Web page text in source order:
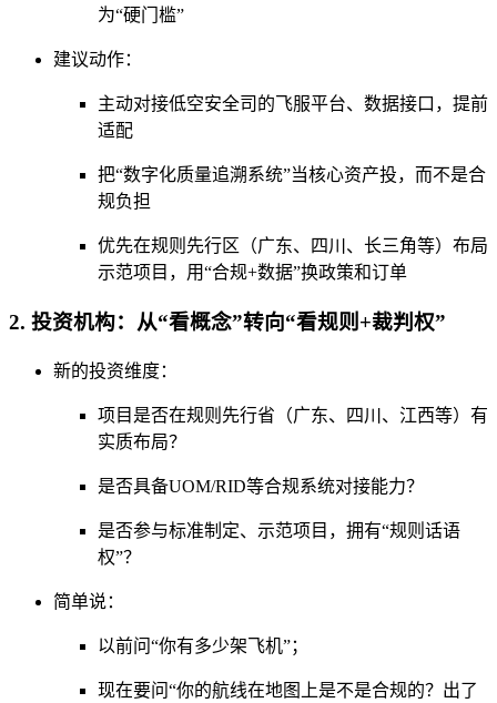
为“硬门槛”
建议动作：
主动对接低空安全司的飞服平台、数据接口，提前
适配
把“数字化质量追溯系统”当核心资产投，而不是合
规负担
优先在规则先行区（广东、四川、长三角等）布局
示范项目，用“合规+数据”换政策和订单
2. 投资机构：从“看概念”转向“看规则+裁判权”
新的投资维度：
项目是否在规则先行省（广东、四川、江西等）有
实质布局？
是否具备UOM/RID等合规系统对接能力？
是否参与标准制定、示范项目，拥有“规则话语
权”？
简单说：
以前问“你有多少架飞机”；
现在要问“你的航线在地图上是不是合规的？出了